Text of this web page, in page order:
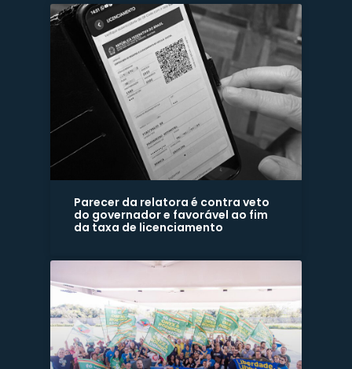
Parecer da relatora é contra veto
do governador e favorável ao fim
da taxa de licenciamento